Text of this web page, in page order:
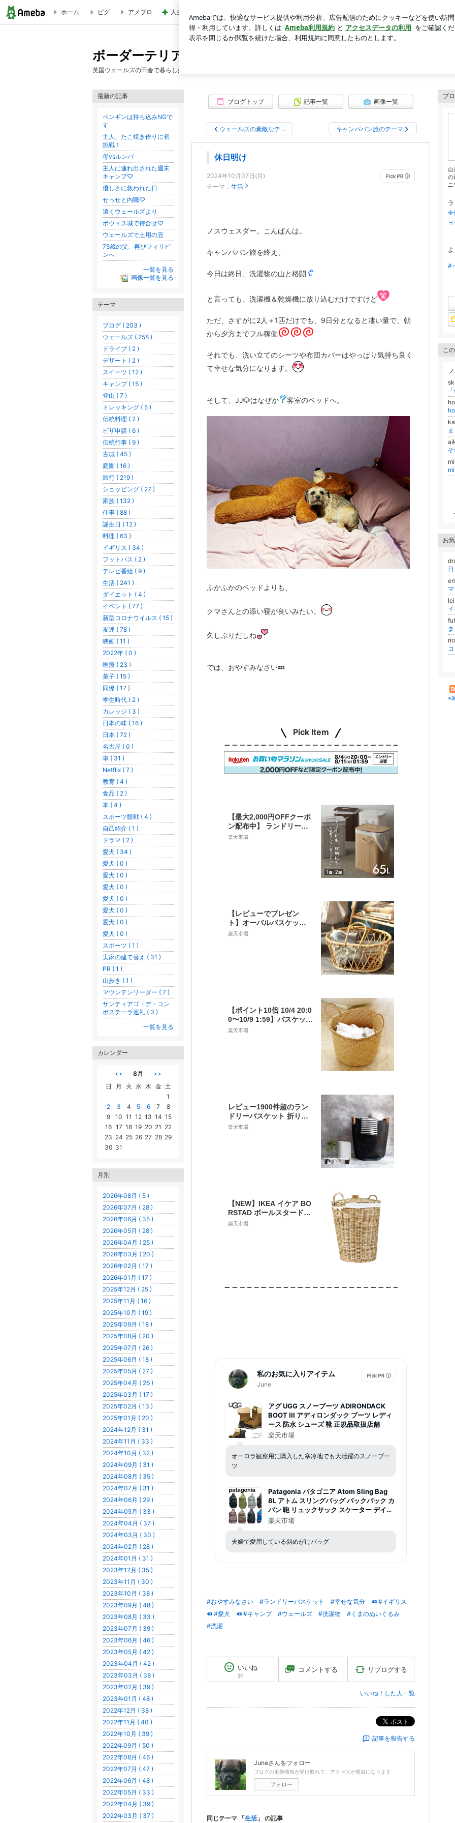
休日明け | ボーダーテリアJJと英国ウェールズ田舎暮らし
ホーム ピグ アメブロ 人生は喪失の積み重ねであること ロ
ボーダーテリアJJと英国ウェールズ田舎暮らし
英国ウェールズの田舎で暮らし始めたボーダーテリアJJ(ジェイジェイ)の成長記録と日々の出来事を綴っていきます。
ブログトップ 記事一覧 画像一覧
ウェールズの素敵なテ… キャンパバン旅のテーマ
休日明け
2024年10月07日(月)
テーマ： 生活
ノスウェスダー。こんばんは。
キャンパバン旅を終え、
今日は終日、洗濯物の山と格闘
と言っても、洗濯機＆乾燥機に放り込むだけですけど
ただ、さすがに2人＋1匹だけでも、9日分となると凄い量で、朝
から夕方までフル稼働
それでも、洗い立てのシーツや布団カバーはやっぱり気持ち良く
て幸せな気分になります。
そして、JJ🐶はなぜか 客室のベッドへ。
ふかふかのベッドよりも、
クマさんとの添い寝が良いみたい。
久しぶりだしね
では、おやすみなさい💤
Pick Item
【最大2,000円OFFクーポ
ン配布中】 ランドリーバ
スケット バンブーバスケ
楽天市場
【レビューでプレゼン
ト】オーバルバスケット J
UGLAS / ユグラ Creer ク
楽天市場
【ポイント10倍 10/4 20:0
0〜10/9 1:59】バスケット
かごバスケット シーグラ
562]
楽天市場
レビュー1900件超のラン
ドリーバスケット 折りた
たみタイプ スリム 収納 ［
楽天市場
【NEW】IKEA イケア BO
RSTAD ボールスタードラ
ンドリーバスケット204.6
楽天市場
私のお気に入りアイテム
June
アグ UGG スノーブーツ ADIRONDACK
BOOT III アディロンダック ブーツ レディ
ース 防水 シューズ 靴 正規品取扱店舗
楽天市場
オーロラ観察用に購入した寒冷地でも大活躍のスノーブー
ツ
Patagonia パタゴニア Atom Sling Bag
8L アトム スリングバッグ バックパック カ
バン 鞄 リュックサック スケーター デイパ
ック カジュアル 正規品 ユニセックス 男女
楽天市場
夫婦で愛用している斜めがけバッグ
#おやすみなさい #ランドリーバスケット #幸せな気分
#イギリス
#愛犬
#キャンプ #ウェールズ #洗濯物
#くまのぬいぐるみ
#洗濯
いいね
31
コメントする リブログする
いいね！した人一覧
ポスト
記事を報告する
Juneさんをフォロー
ブログの更新情報が受け取れて、アクセスが簡単になります
フォロー
同じテーマ 「生活 」 の記事
プ
自
の
ニ
全
#
こ
お
※
最新の記事
ペンギンは持ち込みNGで
す
主人、たこ焼き作りに初
挑戦！
母vsルンバ
主人に連れ出された週末
キャンプ♡
優しさに救われた日
せっせと内職♡
遠くウェールズより
ポウィス城で待合せ♡
ウェールズで土用の丑
75歳の父、再びフィリピ
ンへ
一覧を見る
画像一覧を見る
テーマ
ブログ ( 203 )
ウェールズ ( 258 )
ドライブ ( 2 )
デザート ( 2 )
スイーツ ( 12 )
キャンプ ( 15 )
登山 ( 7 )
トレッキング ( 5 )
伝統料理 ( 2 )
ビザ申請 ( 6 )
伝統行事 ( 9 )
古城 ( 45 )
庭園 ( 16 )
旅行 ( 219 )
ショッピング ( 27 )
家族 ( 132 )
仕事 ( 88 )
誕生日 ( 12 )
料理 ( 63 )
イギリス ( 34 )
フットパス ( 2 )
テレビ番組 ( 9 )
生活 ( 241 )
ダイエット ( 4 )
イベント ( 77 )
新型コロナウイルス ( 15 )
友達 ( 78 )
映画 ( 11 )
2022年 ( 0 )
医療 ( 23 )
菓子 ( 15 )
同僚 ( 17 )
学生時代 ( 2 )
カレッジ ( 3 )
日本の味 ( 16 )
日本 ( 72 )
名古屋 ( 0 )
車 ( 31 )
Netflix ( 7 )
教育 ( 4 )
食品 ( 2 )
本 ( 4 )
スポーツ観戦 ( 4 )
自己紹介 ( 1 )
ドラマ ( 2 )
愛犬 ( 34 )
愛犬 ( 0 )
愛犬 ( 0 )
愛犬 ( 0 )
愛犬 ( 0 )
愛犬 ( 0 )
愛犬 ( 0 )
愛犬 ( 0 )
スポーツ ( 1 )
実家の建て替え ( 31 )
PR ( 1 )
山歩き ( 1 )
マウンテンリーダー ( 7 )
サンティアゴ・デ・コン
ポステーラ巡礼 ( 3 )
一覧を見る
カレンダー
<< 8月
>>
日
月 火 水 木 金 土
1
2
3 4 5 6 7
8
9
10 11 12 13 14 15
16 17 18 19 20 21 22
23 24 25 26 27 28 29
30 31
月別
2026年08月 ( 5 )
2026年07月 ( 28 )
2026年06月 ( 35 )
2026年05月 ( 28 )
2026年04月 ( 25 )
2026年03月 ( 20 )
2026年02月 ( 17 )
2026年01月 ( 17 )
2025年12月 ( 25 )
2025年11月 ( 16 )
2025年10月 ( 19 )
2025年09月 ( 18 )
2025年08月 ( 20 )
2025年07月 ( 26 )
2025年06月 ( 18 )
2025年05月 ( 27 )
2025年04月 ( 26 )
2025年03月 ( 17 )
2025年02月 ( 13 )
2025年01月 ( 20 )
2024年12月 ( 31 )
2024年11月 ( 33 )
2024年10月 ( 32 )
2024年09月 ( 31 )
2024年08月 ( 35 )
2024年07月 ( 31 )
2024年06月 ( 29 )
2024年05月 ( 33 )
2024年04月 ( 37 )
2024年03月 ( 30 )
2024年02月 ( 28 )
2024年01月 ( 31 )
2023年12月 ( 35 )
2023年11月 ( 30 )
2023年10月 ( 38 )
2023年09月 ( 48 )
2023年08月 ( 33 )
2023年07月 ( 39 )
2023年06月 ( 46 )
2023年05月 ( 42 )
2023年04月 ( 42 )
2023年03月 ( 38 )
2023年02月 ( 39 )
2023年01月 ( 48 )
2022年12月 ( 38 )
2022年11月 ( 40 )
2022年10月 ( 39 )
2022年09月 ( 50 )
2022年08月 ( 46 )
2022年07月 ( 47 )
2022年06月 ( 48 )
2022年05月 ( 33 )
2022年04月 ( 39 )
2022年03月 ( 37 )